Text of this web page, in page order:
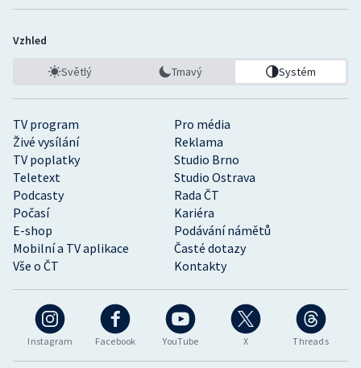
Instagram Facebook YouTube X Threads
TV program
Pro média
Živé vysílání
Reklama
TV poplatky
Studio Brno
Teletext
Studio Ostrava
Podcasty
Rada ČT
Počasí
Kariéra
E-shop
Podávání námětů
Mobilní a TV aplikace
Časté dotazy
Vše o ČT
Kontakty
Vzhled
Světlý Tmavý Systém